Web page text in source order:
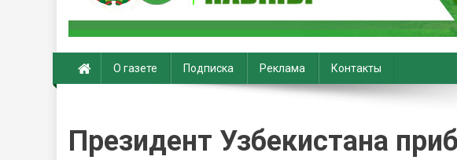
Хойники. Хойнiцкiя навiны.
О газете Подписка Реклама Контакты
Президент Узбекистана